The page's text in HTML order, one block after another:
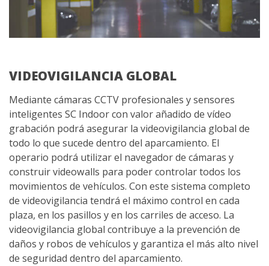
VIDEOVIGILANCIA GLOBAL
Mediante cámaras CCTV profesionales y sensores
inteligentes SC Indoor con valor añadido de vídeo
grabación podrá asegurar la videovigilancia global de
todo lo que sucede dentro del aparcamiento. El
operario podrá utilizar el navegador de cámaras y
construir videowalls para poder controlar todos los
movimientos de vehículos. Con este sistema completo
de videovigilancia tendrá el máximo control en cada
plaza, en los pasillos y en los carriles de acceso. La
videovigilancia global contribuye a la prevención de
daños y robos de vehículos y garantiza el más alto nivel
de seguridad dentro del aparcamiento.